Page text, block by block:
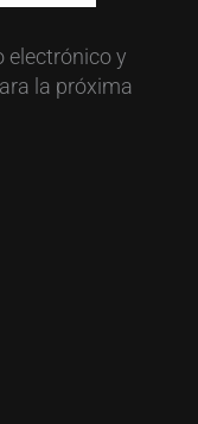
electrónico y
la próxima